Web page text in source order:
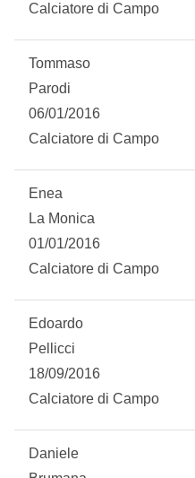
Calciatore di Campo
Tommaso
Parodi
06/01/2016
Calciatore di Campo
Enea
La Monica
01/01/2016
Calciatore di Campo
Edoardo
Pellicci
18/09/2016
Calciatore di Campo
Daniele